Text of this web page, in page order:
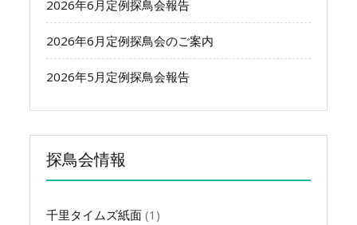
2026年6月定例探鳥会報告
2026年6月定例探鳥会のご案内
2026年5月定例探鳥会報告
探鳥会情報
千里タイムズ紙面 (1)